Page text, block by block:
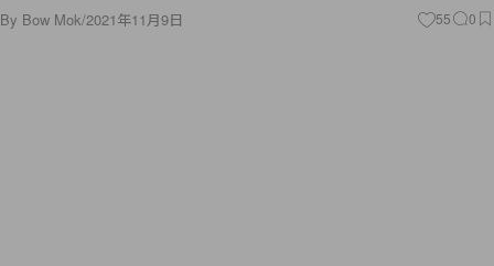
By Bow Mok/2021年11月9日 55 0